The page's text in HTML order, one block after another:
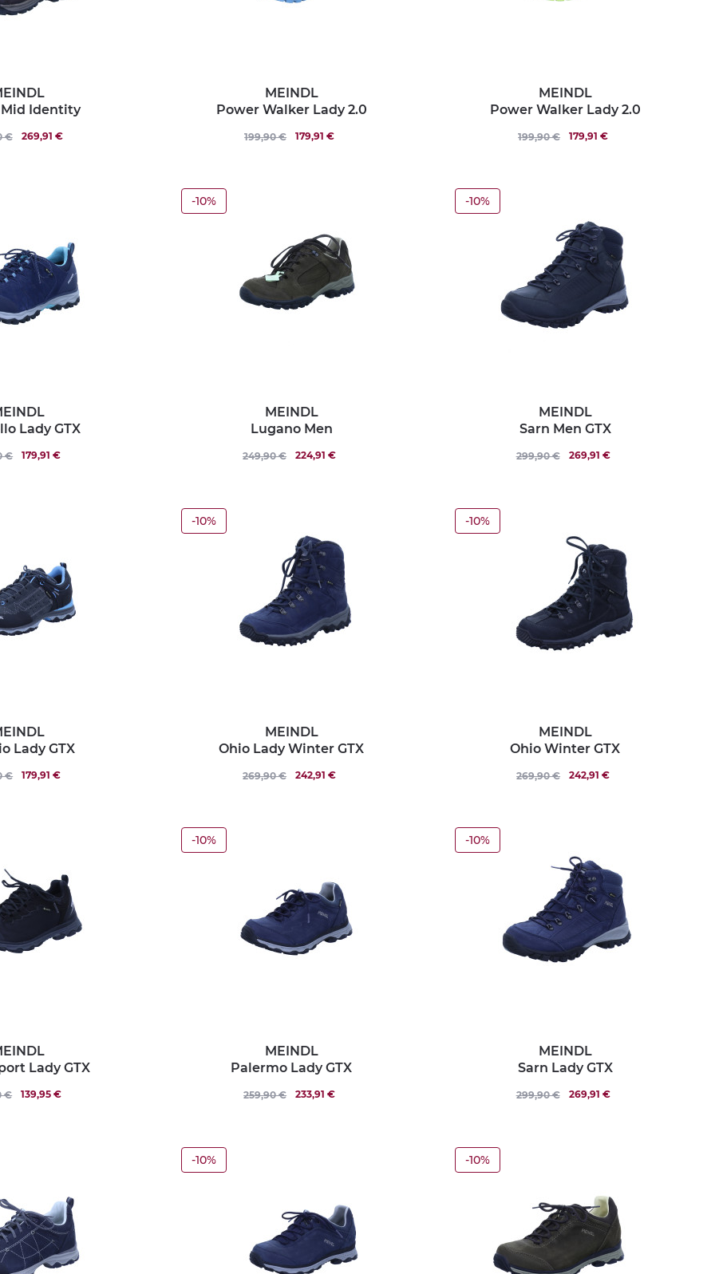
Identity
€ 269,91 €
MEINDL
Power Walker Lady 2.0
199,90 € 179,91 €
MEINDL
Power Walker Lady 2.0
199,90 € 179,91 €
Lady GTX
€ 179,91 €
-10%
MEINDL
Lugano Men
249,90 € 224,91 €
-10%
MEINDL
Sarn Men GTX
299,90 € 269,91 €
Lady GTX
€ 179,91 €
-10%
MEINDL
Ohio Lady Winter GTX
269,90 € 242,91 €
-10%
MEINDL
Ohio Winter GTX
269,90 € 242,91 €
Lady GTX
€ 139,95 €
-10%
MEINDL
Palermo Lady GTX
259,90 € 233,91 €
-10%
MEINDL
Sarn Lady GTX
299,90 € 269,91 €
-10% -10%